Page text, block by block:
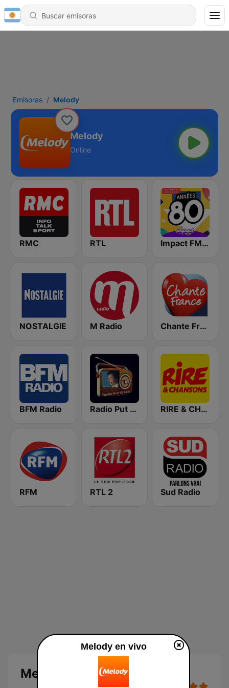
Emisoras Melody
Melody
Online
RMC RTL Impact FM - Années 80
NOSTALGIE M Radio Chante France
BFM Radio Radio Put Sreće RIRE & CHANSONS
RFM RTL 2 Sud Radio
Melody
Melody en vivo